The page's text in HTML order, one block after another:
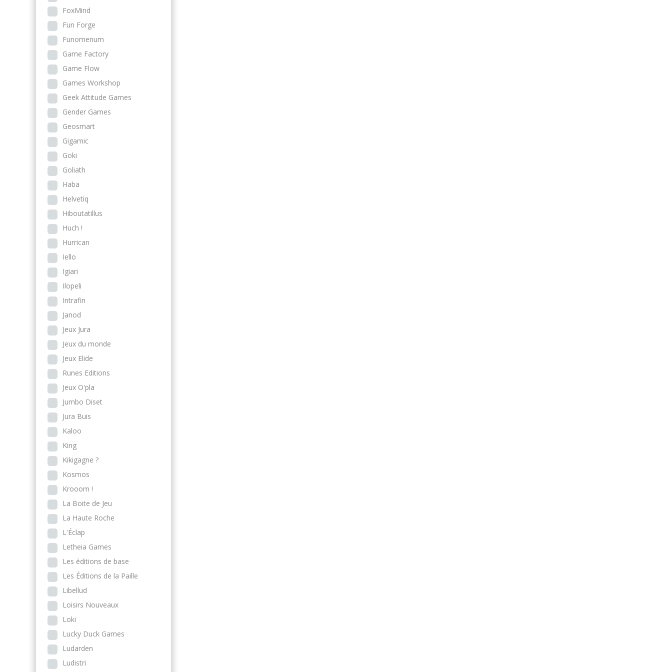
FoxMind
Fun Forge
Funomenum
Game Factory
Game Flow
Games Workshop
Geek Attitude Games
Gender Games
Geosmart
Gigamic
Goki
Goliath
Haba
Helvetiq
Hiboutatillus
Huch !
Hurrican
Iello
Igiari
Ilopeli
Intrafin
Janod
Jeux Jura
Jeux du monde
Jeux Elide
Runes Editions
Jeux O'pla
Jumbo Diset
Jura Buis
Kaloo
King
Kikigagne ?
Kosmos
Krooom !
La Boite de Jeu
La Haute Roche
L'Éclap
Letheia Games
Les éditions de base
Les Éditions de la Paille
Libellud
Loisirs Nouveaux
Loki
Lucky Duck Games
Ludarden
Ludistri